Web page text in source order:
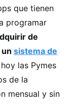
que tienen
programar
de
sistema de
las Pymes
de la
mensual y sin